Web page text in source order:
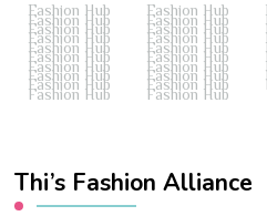
Fashion Hub Fashion Hub
Fashion Hub Fashion Hub
Fashion Hub Fashion Hub
Fashion Hub Fashion Hub
Fashion Hub Fashion Hub
Fashion Hub Fashion Hub
Fashion Hub Fashion Hub
Fashion Hub Fashion Hub
Fashion Hub Fashion Hub
Fashion Hub Fashion Hub
Thi’s Fashion Alliance